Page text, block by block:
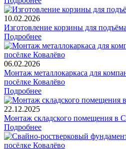
10.02.2026
Изготовление корзины для
Подробнее
06.02.2026
Монтаж металлокаркаса для
посёлке Ковалёво
Подробнее
22.12.2025
Монтаж складского помещения в
Подробнее